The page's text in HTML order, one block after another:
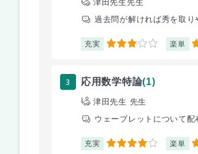
津田先生先生
過去問が解ければ秀を取り
充実 3 楽単 5
3 応用数学特論(1)
津田先生 先生
ウェーブレットについて配
充実 4 楽単 4